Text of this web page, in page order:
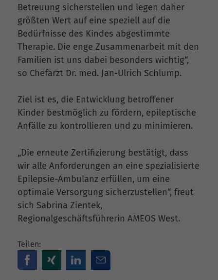
Betreuung sicherstellen und legen daher
größten Wert auf eine speziell auf die
Bedürfnisse des Kindes abgestimmte
Therapie. Die enge Zusammenarbeit mit den
Familien ist uns dabei besonders wichtig“,
so Chefarzt Dr. med. Jan-Ulrich Schlump.
Ziel ist es, die Entwicklung betroffener
Kinder bestmöglich zu fördern, epileptische
Anfälle zu kontrollieren und zu minimieren.
„Die erneute Zertifizierung bestätigt, dass
wir alle Anforderungen an eine spezialisierte
Epilepsie-Ambulanz erfüllen, um eine
optimale Versorgung sicherzustellen“, freut
sich Sabrina Zientek,
Regionalgeschäftsführerin AMEOS West.
Teilen: